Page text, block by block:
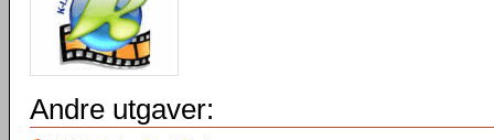
Andre utgaver: